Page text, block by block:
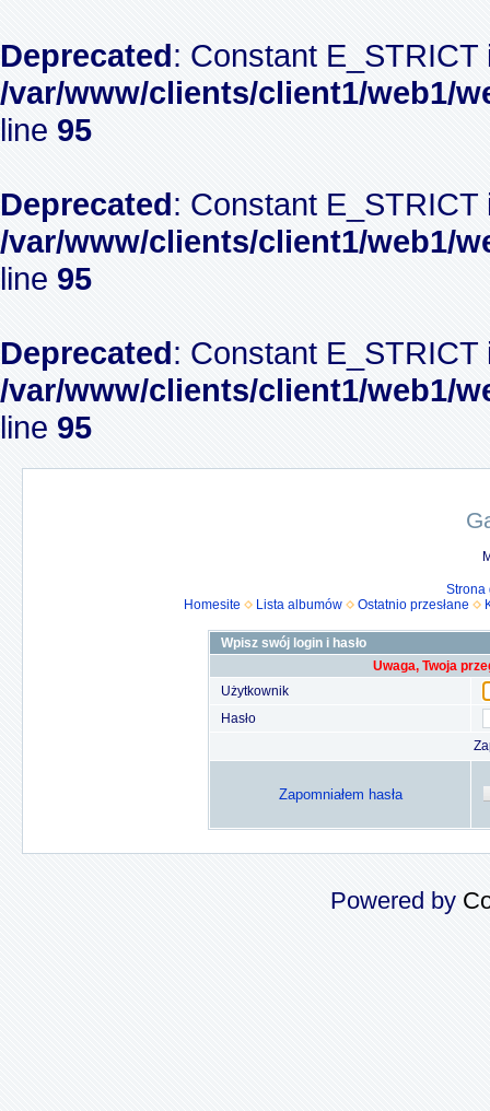
Deprecated: Constant
/var/www/clients/client1/web1/
line 95
Deprecated: Constant
/var/www/clients/client1/web1/
line 95
Deprecated: Constant
/var/www/clients/client1/web1/
line 95
Strona
Homesite
Lista albumów Ostatnio przesłane
Wpisz swój login i hasło
Uwaga, Twoja
Użytkownik
Hasło
Zapomniałem hasła
Powered by